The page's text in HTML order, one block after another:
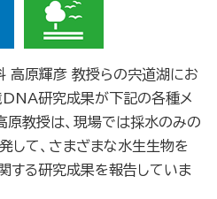
高原輝彦 教授らの宍道湖にお
DNA研究成果が下記の各種メ
原教授は、現場では採水のみの
して、さまざまな水生生物を
する研究成果を報告していま